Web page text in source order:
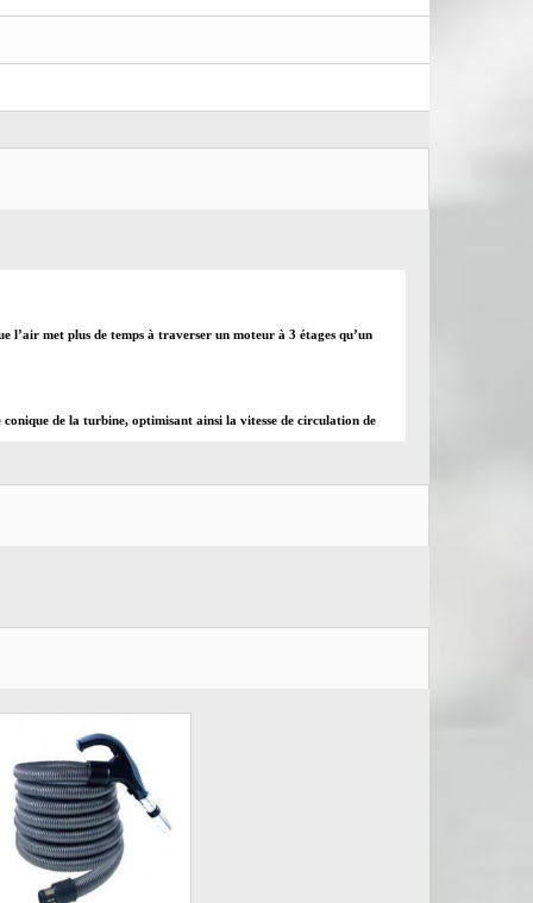
l’air met plus de temps à traverser un moteur à 3 étages qu’un
de la turbine, optimisant ainsi la vitesse de circulation de